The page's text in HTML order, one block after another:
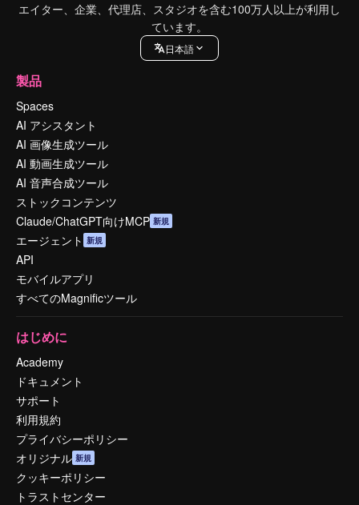
エイター、企業、代理店、スタジオを含む100万人以上が利用し
ています。
日本語
製品
Spaces
AI アシスタント
AI 画像生成ツール
AI 動画生成ツール
AI 音声合成ツール
ストックコンテンツ
Claude/ChatGPT向けMCP 新規
エージェント 新規
API
モバイルアプリ
すべてのMagnificツール
はじめに
Academy
ドキュメント
サポート
利用規約
プライバシーポリシー
オリジナル 新規
クッキーポリシー
トラストセンター